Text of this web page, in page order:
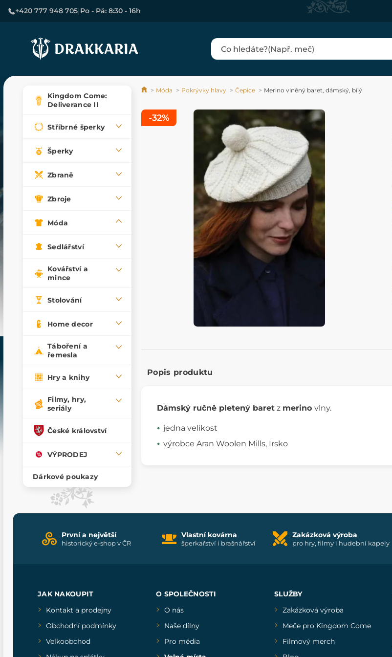
+420 777 948 705|Po - Pá: 8:30 - 16h
Kingdom Come:
Deliverance II
Stříbrné šperky
Šperky
Zbraně
Zbroje
Móda
Sedlářství
Kovářství a
mince
Stolování
Home decor
Táboření a
řemesla
Hry a knihy
Filmy, hry,
seriály
České království
VÝPRODEJ
Dárkové poukazy
Móda Pokrývky hlavy Čepice Merino vlněný baret, dámský, bílý
-32%
Popis produktu
Dámský ručně pletený baret z merino vlny.
jedna velikost
výrobce Aran Woolen Mills, Irsko
První a největší
historický e-shop v ČR
Vlastní kovárna
šperkařství i brašnářství
Zakázková výroba
pro hry, filmy i hudební kapely
JAK NAKOUPIT
Kontakt a prodejny
Obchodní podmínky
Velkoobchod
O SPOLEČNOSTI
O nás
Naše dílny
Pro média
SLUŽBY
Zakázková výroba
Meče pro Kingdom Come
Filmový merch